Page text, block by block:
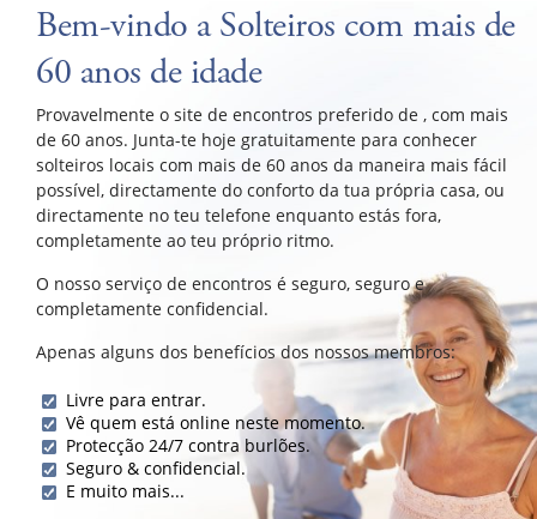
Bem-vindo a Solteiros com mais de
60 anos de idade
Provavelmente o site de encontros preferido de , com mais
de 60 anos. Junta-te hoje gratuitamente para conhecer
solteiros locais com mais de 60 anos da maneira mais fácil
possível, directamente do conforto da tua própria casa, ou
directamente no teu telefone enquanto estás fora,
completamente ao teu próprio ritmo.
O nosso serviço de encontros é seguro, seguro e
completamente confidencial.
Apenas alguns dos benefícios dos nossos membros:
Livre para entrar.
Vê quem está online neste momento.
Protecção 24/7 contra burlões.
Seguro & confidencial.
E muito mais...